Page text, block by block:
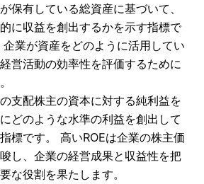
保有している総資産に基づいて、
に収益を創出するかを示す指標で
業が資産をどのように活用してい
営活動の効率性を評価するために
支配株主の資本に対する純利益を
どのような水準の利益を創出して
標です。 高いROEは企業の株主価
し、企業の経営成果と収益性を把
な役割を果たします。